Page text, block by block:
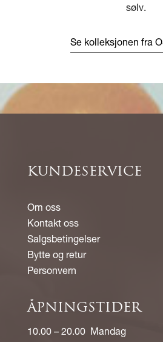
sølv.
Se kolleksjonen fra
KUNDESERVICE
Om oss
Kontakt oss
Salgsbetingelser
Bytte og retur
Personvern
ÅPNINGSTIDER
10.00 – 20.00 Mandag